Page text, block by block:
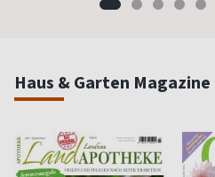
Haus & Garten Magazine